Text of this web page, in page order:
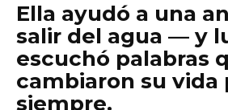
Ella ayudó a una
salir del agua — y
escuchó palabras
cambiaron su vida
siempre.